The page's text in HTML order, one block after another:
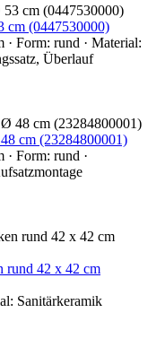
cm (0447530000)
· Form: rund · Material:
Überlauf
cm (23284800001)
· Form: rund ·
rund 42 x 42 cm
Sanitärkeramik